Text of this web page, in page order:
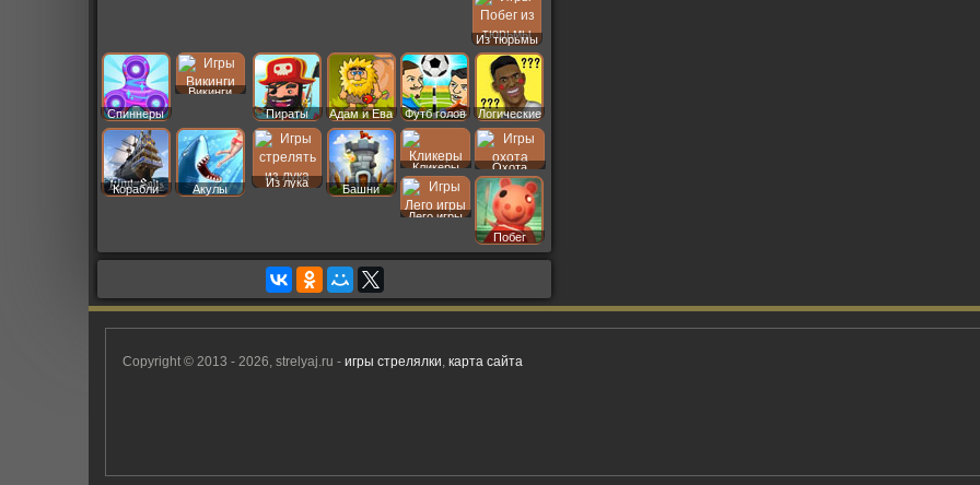
Из тюрьмы
Спиннеры
Викинги
Пираты
Адам и Ева Футб голов Логические
Корабли Акулы
Из лука
Башни
Кликеры Охота
Лего игры
Побег
Copyright © 2013 - 2026, strelyaj.ru - игры стрелялки, карта сайта